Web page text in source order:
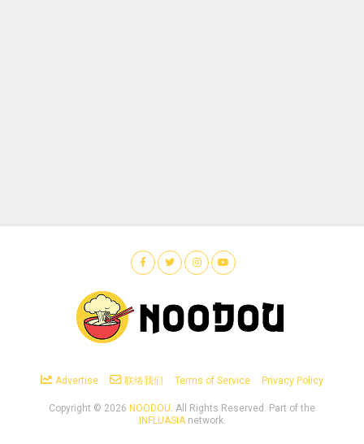
Advertise 联络我们 Terms of Service Privacy Policy
Copyright © 2026 NOODOU. All Rights Reserved. Part of the
INFLUASIAnetwork.